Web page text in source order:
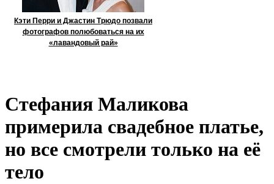
Кэти Перри и Джастин Трюдо позвали
фотографов полюбоваться на их
«лавандовый рай»
Стефания Маликова
примерила свадебное платье,
но все смотрели только на её
тело